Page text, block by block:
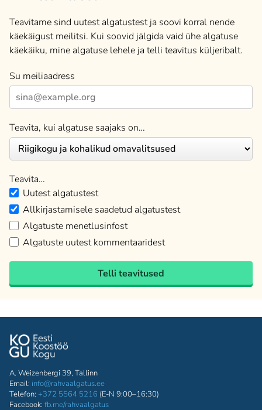
Teavitame sind uutest algatustest ja soovi korral nende
käekäigust meilitsi. Kui soovid jälgida vaid ühe algatuse
käekäiku, mine algatuse lehele ja telli teavitus küljeribalt.
Su meiliaadress
Teavita, kui algatuse saajaks on…
Teavita…
Uutest algatustest
Allkirjastamisele saadetud algatustest
Algatuste menetlusinfost
Algatuste uutest kommentaaridest
Telli teavitused
A. Weizenbergi 39, Tallinn
Email: info@rahvaalgatus.ee
Telefon: +372 5564 5216 (E-N 9:00–16:30)
Facebook: fb.me/rahvaalgatus